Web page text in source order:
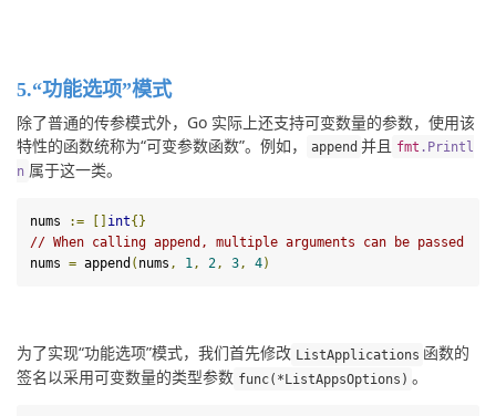
5.“功能选项”模式
除了普通的传参模式外，Go 实际上还支持可变数量的参数，使用该
特性的函数统称为“可变参数函数”。例如，
append 并且 fmt . Printl
n 属于这一类。
nums := [] int{}
// When calling append, multiple arguments can be passed
nums = append ( nums , 1 , 2, 3, 4)
为了实现“功能选项”模式，我们首先修改 ListApplications 函数的
签名以采用可变数量的类型参数 func(*ListAppsOptions ) 。